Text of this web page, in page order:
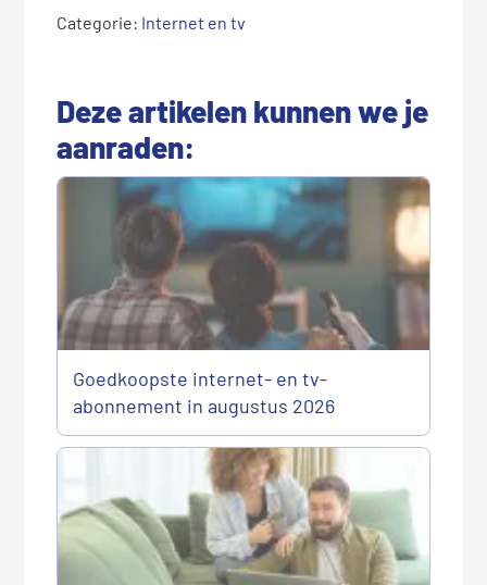
Categorie: Internet en tv
Deze artikelen kunnen we je
aanraden:
Goedkoopste internet- en tv-
abonnement in augustus 2026